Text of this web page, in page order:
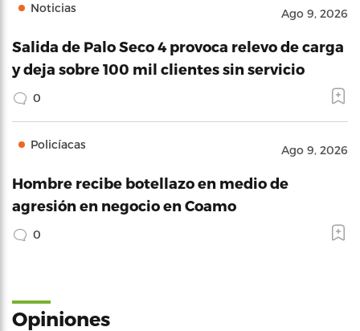
Noticias Ago 9, 2026
Salida de Palo Seco 4 provoca relevo de carga
y deja sobre 100 mil clientes sin servicio
0
Policíacas Ago 9, 2026
Hombre recibe botellazo en medio de
agresión en negocio en Coamo
0
Opiniones